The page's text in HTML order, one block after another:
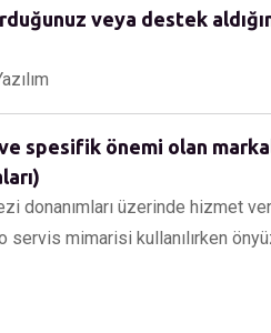
veya destek
ve spesifik önemi olan
donanımları üzerinde hizmet
servis mimarisi kullanılırken